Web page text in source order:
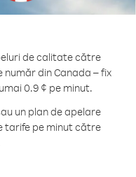
de calitate către
număr din Canada – fix
0.9 ¢ pe minut.
un plan de apelare
tarife pe minut către